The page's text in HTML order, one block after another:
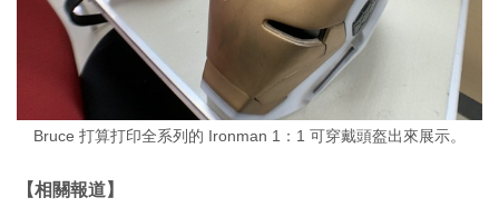
Bruce 打算打印全系列的 Ironman 1：1 可穿戴頭盔出來展示。
【相關報道】